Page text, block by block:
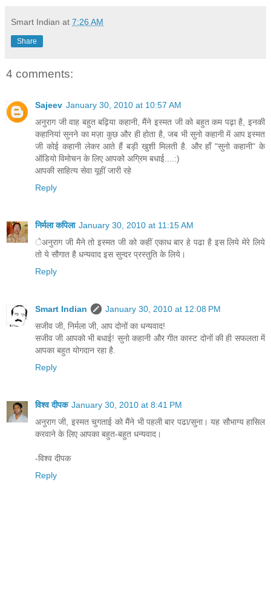
Smart Indian at 7:26 AM
Share
4 comments:
Sajeev January 30, 2010 at 10:57 AM
अनुराग जी वाह बहुत बढ़िया कहानी, मैंने इस्मत जी को बहुत कम पढ़ा है, इनकी
कहानियां सुनने का मज़ा कुछ और ही होता है, जब भी सुनो कहानी में आप इस्मत
जी कोई कहानी लेकर आते हैं बड़ी खुशी मिलती है. और हाँ "सुनो कहानी" के
ऑडियो विमोचन के लिए आपको अग्रिम बधाई....:)
आपकी साहित्य सेवा यूहीं जारी रहे
Reply
निर्मला कपिला January 30, 2010 at 11:15 AM
ेअनुराग जी मैने तो इस्मत जी को कहीं एकाध बार हे पढा है इस लिये मेरे लिये
तो ये सौगात है धन्यवाद इस सुन्दर प्रस्तुति के लिये।
Reply
Smart Indian
January 30, 2010 at 12:08 PM
सजीव जी, निर्मला जी, आप दोनों का धन्यवाद!
सजीव जी आपको भी बधाई! सुनो कहानी और गीत कास्ट दोनों की ही सफलता में
आपका बहुत योगदान रहा है.
Reply
विश्व दीपक January 30, 2010 at 8:41 PM
अनुराग जी, इस्मत चुगताई को मैंने भी पहली बार पढा/सुना। यह सौभाग्य हासिल
करवाने के लिए आपका बहुत-बहुत धन्यवाद।
-विश्व दीपक
Reply